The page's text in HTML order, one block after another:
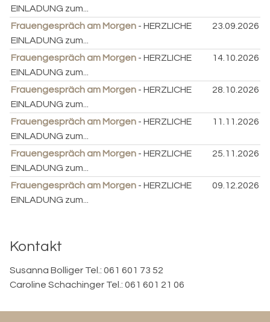
EINLADUNG zum...
23.09.2026
Frauengespräch am Morgen - HERZLICHE
EINLADUNG zum...
14.10.2026
Frauengespräch am Morgen - HERZLICHE
EINLADUNG zum...
28.10.2026
Frauengespräch am Morgen - HERZLICHE
EINLADUNG zum...
11.11.2026
Frauengespräch am Morgen - HERZLICHE
EINLADUNG zum...
25.11.2026
Frauengespräch am Morgen - HERZLICHE
EINLADUNG zum...
09.12.2026
Frauengespräch am Morgen - HERZLICHE
EINLADUNG zum...
Kontakt
Susanna Bolliger Tel.: 061 601 73 52
Caroline Schachinger Tel.: 061 601 21 06